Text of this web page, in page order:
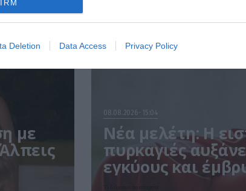
Deletion Data Access Privacy Policy
με
08.08.2026 15:04
Νέα μελέτη: Η
πυρκαγιές
εγκύους και
Τι δείχνουν τα στοιχεία